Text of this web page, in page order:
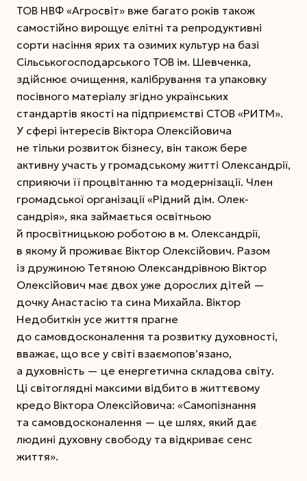
ТОВ НВФ «Агросвіт» вже багато років також
самостійно вирощує елітні та репродуктивні
сорти насіння ярих та озимих культур на базі
Сільськогосподарського ТОВ ім. Шевченка,
здійснює очищення, калібрування та упаковку
посівного матеріалу згідно україн­ських
стандартів якості на підприємстві СТОВ «РИТМ».
У сфері інтересів Віктора Олексійовича
не тільки розвиток бізнесу, він також бере
активну участь у громадському житті Олександрії,
сприяючи її процвітанню та модернізації. Член
громадської організації «Рідний дім. Олек­
сандрія», яка займається освітньою
й просвітницькою роботою в м. Олександрії,
в якому й проживає Віктор Олексійович. Разом
із дружиною Тетяною Олександрівною Віктор
Олексійович має двох уже дорослих дітей —
дочку Анастасію та сина Михайла. Віктор
Недобиткін усе життя прагне
до самовдосконалення та розвитку духовності,
вважає, що все у світі взаємопов’язано,
а духовність — це енергетична складова світу.
Ці світоглядні максими відбито в життєвому
кредо Віктора Олексійовича: «Самопізнання
та самовдосконалення — це шлях, який дає
людині духовну свободу та відкриває сенс
життя».